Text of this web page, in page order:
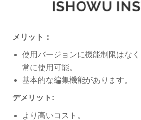
メリット：
使用バージョンに機能制限はな
常に使用可能。
基本的な編集機能があります。
デメリット:
より高いコスト。